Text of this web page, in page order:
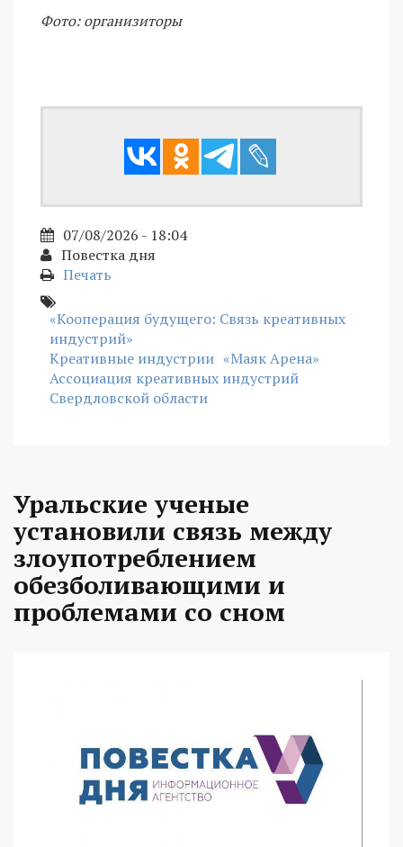
Фото: организиторы
07/08/2026 - 18:04
Повестка дня
Печать
«Кооперация будущего: Связь креативных
индустрий»
Креативные индустрии «Маяк Арена»
Ассоциация креативных индустрий
Свердловской области
Уральские ученые
установили связь между
злоупотреблением
обезболивающими и
проблемами со сном